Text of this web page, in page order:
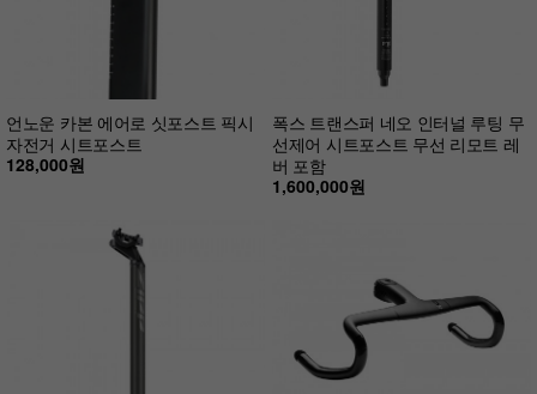
언노운 카본 에어로 싯포스트 픽시
자전거 시트포스트
128,000원
폭스 트랜스퍼 네오 인터널 루팅 무
선제어 시트포스트 무선 리모트 레
버 포함
1,600,000원